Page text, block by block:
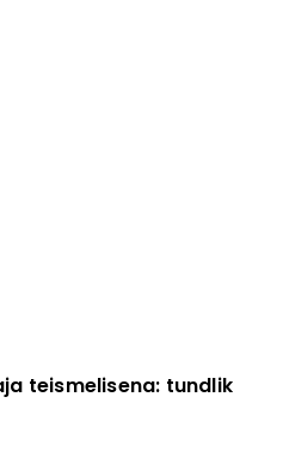
teismelisena: tundlik